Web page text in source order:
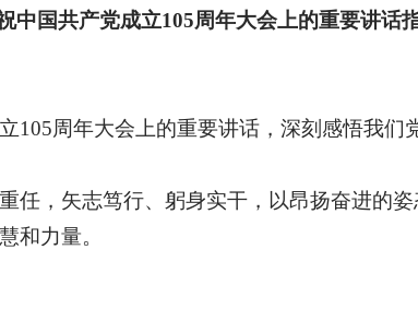
国共产党成立105周年大会上的重要讲话
105周年大会上的重要讲话，深刻感悟我们
任，矢志笃行、躬身实干，以昂扬奋进的
和力量。